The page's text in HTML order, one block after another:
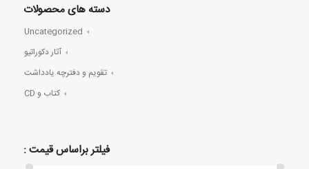
دسته های محصولات
Uncategorized
آثار دکوراتیو
تقویم و دفترچه یادداشت
کتاب و CD
فیلتر براساس قیمت :